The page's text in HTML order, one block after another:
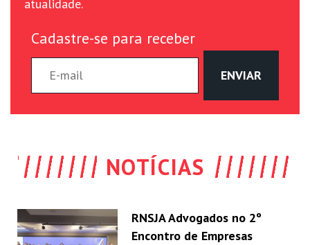
atualidade.
Cadastre-se para receber
NOTÍCIAS
RNSJA Advogados no 2º
Encontro de Empresas